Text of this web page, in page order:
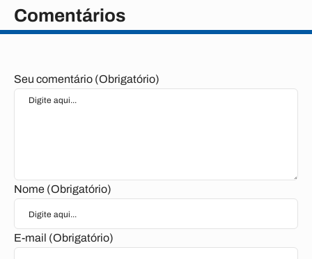
Comentários
Seu comentário (Obrigatório)
Nome (Obrigatório)
E-mail (Obrigatório)